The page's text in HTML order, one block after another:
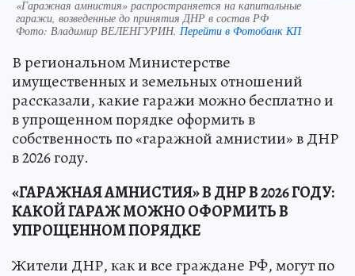
«Гаражная амнистия» распространяется на капитальные
гаражи, возведенные до принятия ДНР в состав РФ
Фото: Владимир ВЕЛЕНГУРИН. Перейти в Фотобанк КП
В региональном Министерстве
имущественных и земельных отношений
рассказали, какие гаражи можно бесплатно и
в упрощенном порядке оформить в
собственность по «гаражной амнистии» в ДНР
в 2026 году.
«ГАРАЖНАЯ АМНИСТИЯ» В ДНР В 2026 ГОДУ:
КАКОЙ ГАРАЖ МОЖНО ОФОРМИТЬ В
УПРОЩЕННОМ ПОРЯДКЕ
Жители ДНР, как и все граждане РФ, могут по